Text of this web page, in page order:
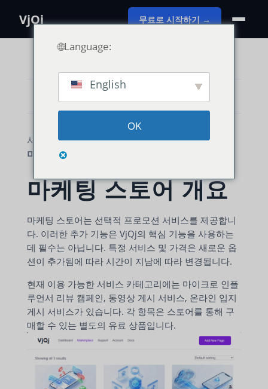
VjQj 무료로 시작하기 →
사용 가이드
VjQj 플랫폼 매뉴얼
마케팅 스토어
마케팅 스토어 개요
마케팅 스토어는 선택적 프로모션 서비스를 제공합니
다. 이러한 추가 기능은 VjQj의 핵심 기능을 사용하는
데 필수는 아닙니다. 특정 서비스 및 가격은 새로운 옵
션이 추가됨에 따라 시간이 지남에 따라 변경됩니다.
현재 이용 가능한 서비스 카테고리에는 마이크로 인플
루언서 리뷰 캠페인, 동영상 게시 서비스, 온라인 입지
게시 서비스가 있습니다. 각 항목은 스토어를 통해 구
매할 수 있는 별도의 유료 상품입니다.
🌐Language:
English
OK